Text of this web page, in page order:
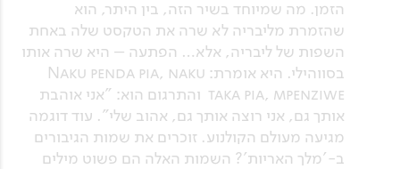
הזמן. מה שמיוחד בשיר הזה, בין היתר, הוא
שהזמרת מליבריה לא שרה את הטקסט שלה באחת
השפות של ליבריה, אלא… הפתעה – היא שרה אותו
בסווהילי. היא אומרת: Naku penda pia, naku
taka pia, mpenziwe והתרגום הוא: "אני אוהבת
אותך גם, אני רוצה אותך גם, אהוב שלי". עוד דוגמה
מגיעה מעולם הקולנוע. זוכרים את שמות הגיבורים
ב-'מלך האריות'? השמות האלה הם פשוט מילים